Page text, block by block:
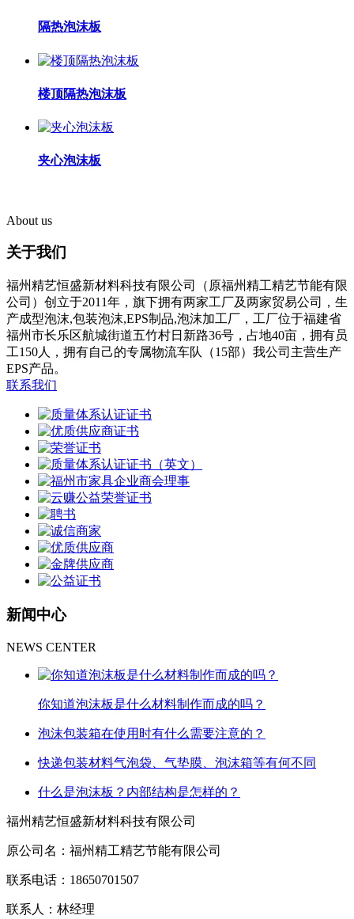
隔热泡沫板
楼顶隔热泡沫板
夹心泡沫板
About us
关于我们
福州精艺恒盛新材料科技有限公司（原福州精工精艺节能有限
公司）创立于2011年，旗下拥有两家工厂及两家贸易公司，生
产成型泡沫,包装泡沫,EPS制品,泡沫加工厂，工厂位于福建省
福州市长乐区航城街道五竹村日新路36号，占地40亩，拥有员
工150人，拥有自己的专属物流车队（15部）我公司主营生产
EPS产品。
联系我们
新闻中心
NEWS CENTER
你知道泡沫板是什么材料制作而成的吗？
泡沫​包装箱在使用时有什么需要注意的？
快递包装材料气泡袋、气垫膜、泡沫箱等有何不同
什么是泡沫板？内部结构是怎样的？
福州精艺恒盛新材料科技有限公司
原公司名：福州精工精艺节能有限公司
联系电话：18650701507
联系人：林经理